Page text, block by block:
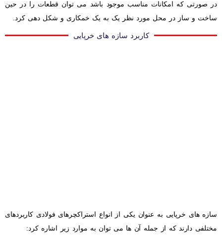
در صورتی که امکانات مناسب موجود باشد می توان قطعات را در حین
ساخت و ساز در محل مورد نظر یک به یک خمکاری و شکل دهی کرد.
کاربرد سازه های خرپایی
سازه های خرپایی به عنوان یکی از انواع استراکچرهای فولادی کاربردهای
مختلفی دارند که از جمله آن ها می توان به موارد زیر اشاره کرد: